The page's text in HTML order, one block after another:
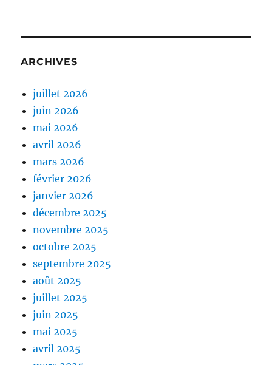
ARCHIVES
juillet 2026
juin 2026
mai 2026
avril 2026
mars 2026
février 2026
janvier 2026
décembre 2025
novembre 2025
octobre 2025
septembre 2025
août 2025
juillet 2025
juin 2025
mai 2025
avril 2025